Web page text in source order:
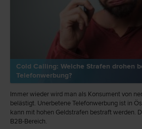
Cold Calling: Welche Strafen drohen
Telefonwerbung?
Immer wieder wird man als Konsument von
belästigt. Unerbetene Telefonwerbung ist in
kann mit hohen Geldstrafen bestraft werden.
B2B-Bereich.